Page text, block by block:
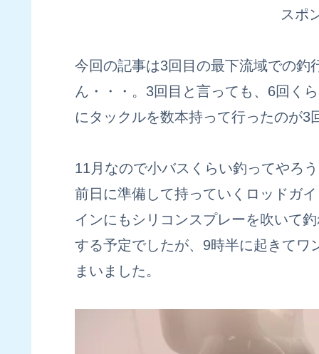
スポ
今回の記事は3回目の最下流域での釣
ん・・・。3回目と言っても、6回く
にタックルを数本持って行ったのが3
11月なので小バスくらい釣ってやろ
前日に準備して持っていくロッドガ
インにもシリコンスプレーを吹いて
する予定でしたが、9時半に起きてワ
まいました。